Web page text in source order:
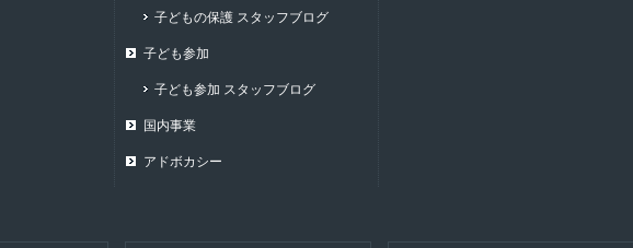
子どもの保護 スタッフブログ
子ども参加
子ども参加 スタッフブログ
国内事業
アドボカシー